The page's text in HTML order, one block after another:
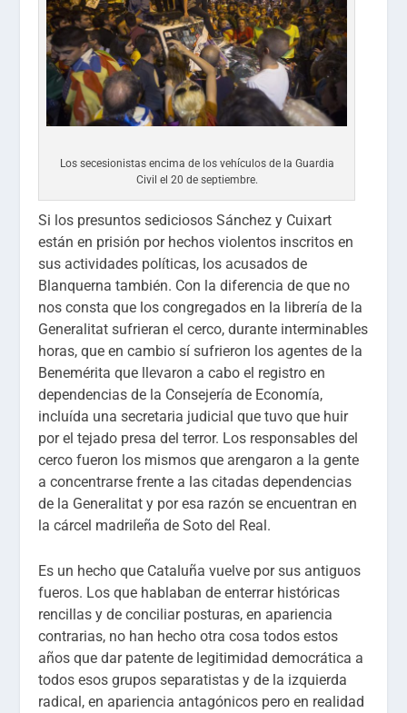
Los secesionistas encima de los vehículos de la Guardia
Civil el 20 de septiembre.
Si los presuntos sediciosos Sánchez y Cuixart
están en prisión por hechos violentos inscritos en
sus actividades políticas, los acusados de
Blanquerna también. Con la diferencia de que no
nos consta que los congregados en la librería de la
Generalitat sufrieran el cerco, durante interminables
horas, que en cambio sí sufrieron los agentes de la
Benemérita que llevaron a cabo el registro en
dependencias de la Consejería de Economía,
incluída una secretaria judicial que tuvo que huir
por el tejado presa del terror. Los responsables del
cerco fueron los mismos que arengaron a la gente
a concentrarse frente a las citadas dependencias
de la Generalitat y por esa razón se encuentran en
la cárcel madrileña de Soto del Real.
Es un hecho que Cataluña vuelve por sus antiguos
fueros. Los que hablaban de enterrar históricas
rencillas y de conciliar posturas, en apariencia
contrarias, no han hecho otra cosa todos estos
años que dar patente de legitimidad democrática a
todos esos grupos separatistas y de la izquierda
radical, en apariencia antagónicos pero en realidad